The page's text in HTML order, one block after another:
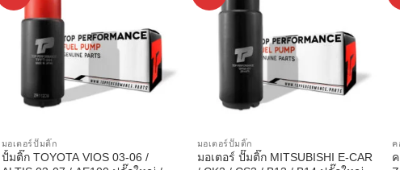
มอเตอร์ปั๊มติ๊ก
ปั้มติ๊ก TOYOTA VIOS 03-06 /
มอเตอร์ปั๊มติ๊ก
มอเตอร์ ปั๊มติ๊ก MITSUBISHI E-CAR
ค